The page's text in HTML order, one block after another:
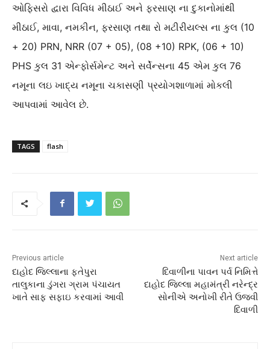
ઓફિસરો દ્વારા વિવિધ મીઠાઈ અને ફરસાણ ના દુકાનોમાંથી
મીઠાઈ, માવા, નમકીન, ફરસાણ તથા રો મટીરીયલ્સ ના કુલ (10
+ 20) PRN, NRR (07 + 05), (08 +10) RPK, (06 + 10)
PHS કુલ 31 એન્ફોર્સમેન્ટ અને સર્વેન્સના 45 એમ કુલ 76
નમૂના લઇ ખાદ્ય નમૂના ચકાસણી પ્રયોગશાળામાં મોકલી
આપવામાં આવેલ છે.
TAGS flash
Previous article
દાહોદ જિલ્લાના ફતેપુરા
તાલુકાના ડુંગરા ગ્રામ પંચાયત
ખાતે સાફ સફાઇ કરવામાં આવી
Next article
દિવાળીના પાવન પર્વ નિમિત્તે
દાહોદ જિલ્લા મહામંત્રી નરેન્દ્ર
સોનીએ અનોખી રીતે ઉજવી
દિવાળી